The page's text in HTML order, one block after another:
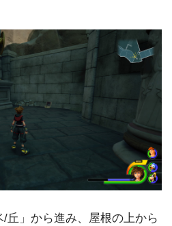
丘」から進み、屋根の上から